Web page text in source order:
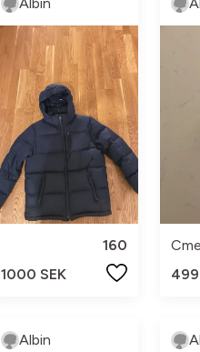
160
1000 SEK
499
Albin